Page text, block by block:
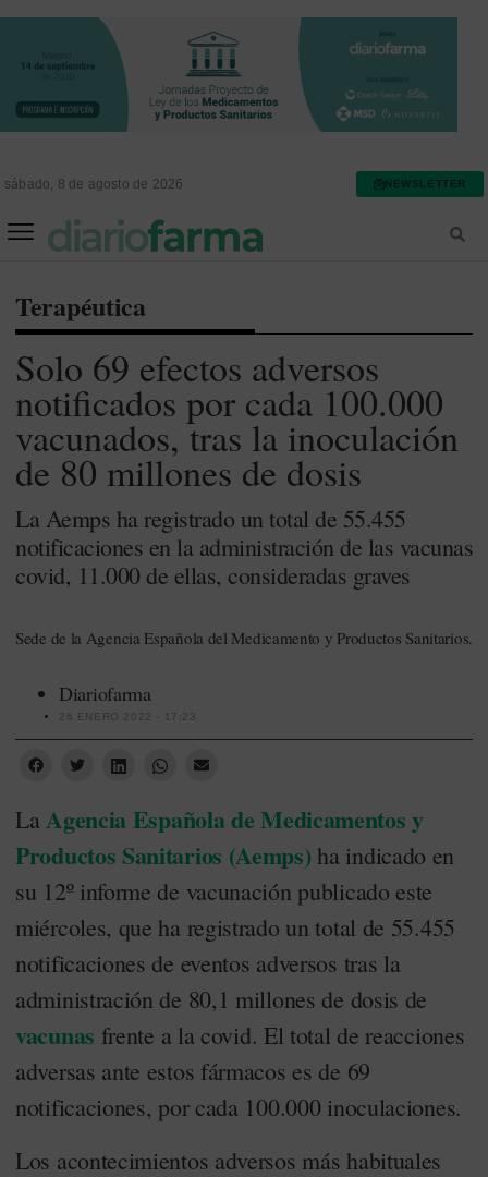
sábado, 8 de agosto de 2026 NEWSLETTER
Terapéutica
Solo 69 efectos adversos
notificados por cada 100.000
vacunados, tras la inoculación
de 80 millones de dosis
La Aemps ha registrado un total de 55.455
notificaciones en la administración de las vacunas
covid, 11.000 de ellas, consideradas graves
Sede de la Agencia Española del Medicamento y Productos Sanitarios.
Diariofarma
26 ENERO 2022 - 17:23
LaAgencia Española de Medicamentos y
Productos Sanitarios (Aemps) ha indicado en
su 12º informe de vacunación publicado este
miércoles, que ha registrado un total de 55.455
notificaciones de eventos adversos tras la
administración de 80,1 millones de dosis de
vacunas frente a la covid. El total de reacciones
adversas ante estos fármacos es de 69
notificaciones, por cada 100.000 inoculaciones.
Los acontecimientos adversos más habituales